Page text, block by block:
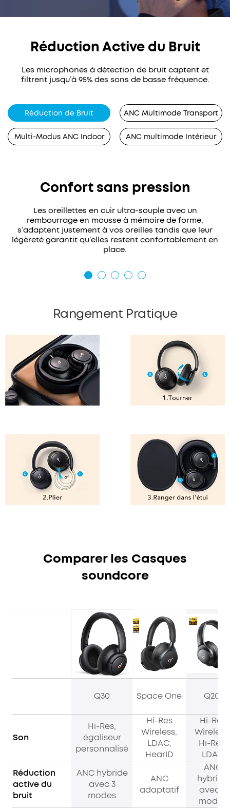
Réduction Active du Bruit
Les microphones à détection de bruit captent et
filtrent jusqu’à 95% des sons de basse fréquence.
Réduction de Bruit ANC Multimode Transport
Multi-Modus ANC Indoor ANC multimode Intérieur
Confort sans pression
Les oreillettes en cuir ultra-souple avec un
rembourrage en mousse à mémoire de forme,
s’adaptent justement à vos oreilles tandis que leur
légèreté garantit qu’elles restent confortablement en
place.
Rangement Pratique
Comparer les Casques
soundcore
Q30 Space One Q20i
Son
Hi-Res,
égaliseur
personnalisé
Hi-Res
Wireless,
LDAC,
HearID
Hi-Res
Wireless,
Hi-Res,
LDAC
Réduction
active du
bruit
ANC hybride
avec 3
modes
ANC
adaptatif
ANC
hybride
avec 3
modes